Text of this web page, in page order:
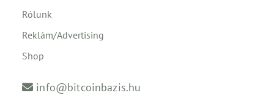
Rólunk
Reklám/Advertising
Shop
info@bitcoinbazis.hu